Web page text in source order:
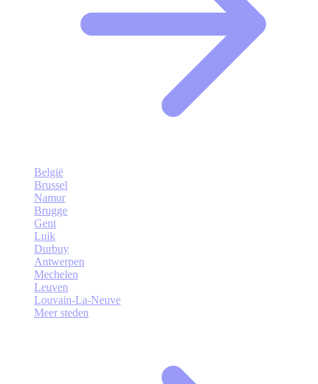
België
Brussel
Namur
Brugge
Gent
Luik
Durbuy
Antwerpen
Mechelen
Leuven
Louvain-La-Neuve
Meer steden